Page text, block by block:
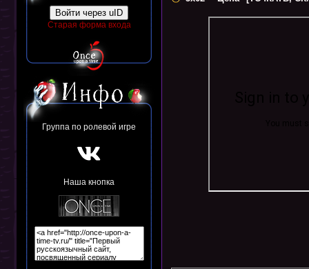
Войти через uID
Старая форма входа
Группа по ролевой игре
Наша кнопка